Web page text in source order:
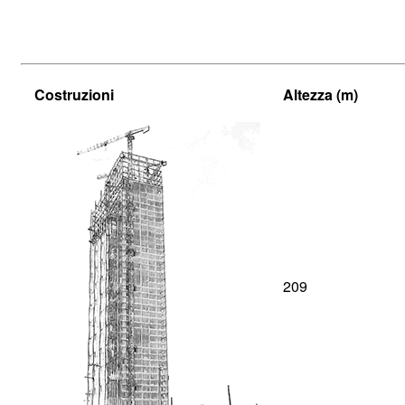
Costruzioni Altezza (m)
209